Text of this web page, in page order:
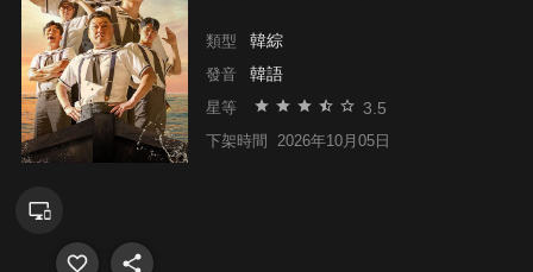
類型 韓綜
發音 韓語
星等 3.5
下架時間 2026年10月05日